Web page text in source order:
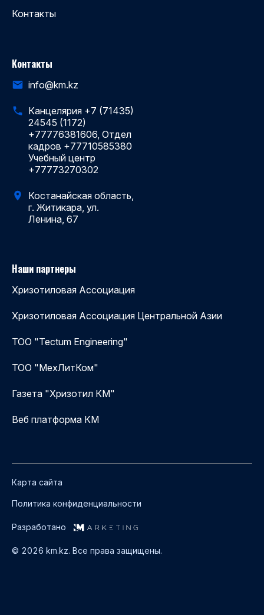
Контакты
Контакты
info@km.kz
Канцелярия +7 (71435)
24545 (1172)
+77776381606, Отдел
кадров +77710585380
Учебный центр
+77773270302
Костанайская область,
г. Житикара, ул.
Ленина, 67
Наши партнеры
Хризотиловая Ассоциация
Хризотиловая Ассоциация Центральной Азии
ТОО "Tectum Engineering"
ТОО "МехЛитКом"
Газета "Хризотил КМ"
Веб платформа КМ
© 2026 km.kz. Все права защищены.
Карта сайта
Политика конфиденциальности
Разработано